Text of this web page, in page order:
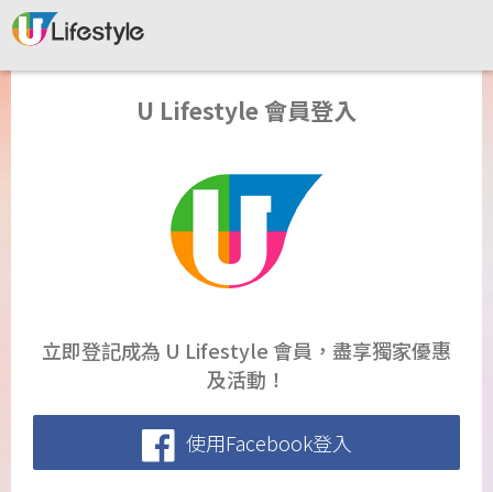
U Lifestyle 會員登入
立即登記成為 U Lifestyle 會員，盡享獨家優惠
及活動！
使用Facebook登入